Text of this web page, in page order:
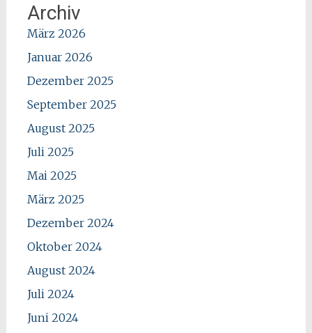
Archiv
März 2026
Januar 2026
Dezember 2025
September 2025
August 2025
Juli 2025
Mai 2025
März 2025
Dezember 2024
Oktober 2024
August 2024
Juli 2024
Juni 2024